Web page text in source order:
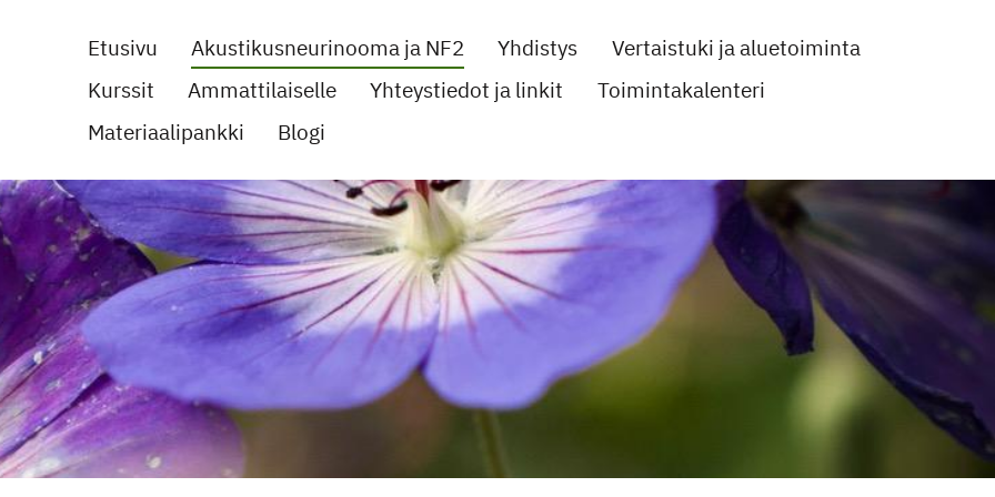
ry
Etusivu Akustikusneurinooma ja NF2 Yhdistys
Vertaistuki ja aluetoiminta
Kurssit
Ammattilaiselle Yhteystiedot ja linkit
Toimintakalenteri
Materiaalipankki
Blogi